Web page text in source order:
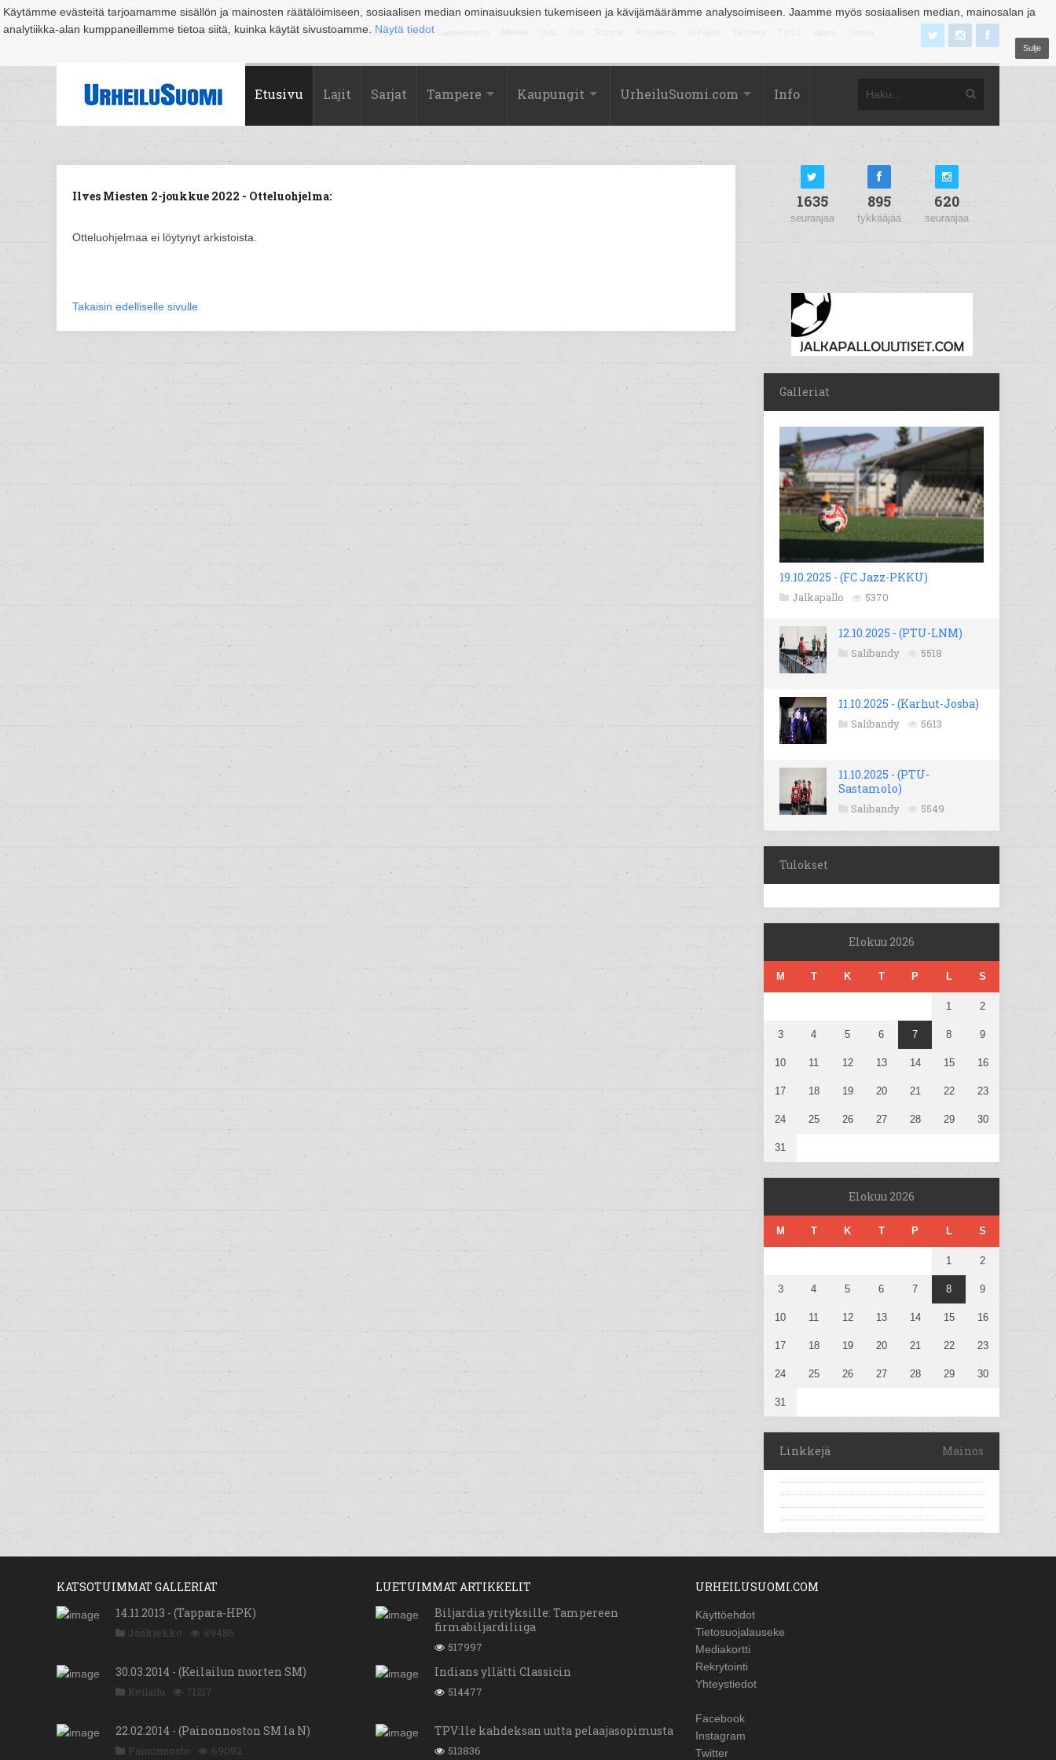
Käytämme evästeitä tarjoamamme sisällön ja mainosten räätälöimiseen, sosiaalisen median ominaisuuksien tukemiseen ja kävijämäärämme analysoimiseen. Jaamme myös sosiaalisen median, mainosalan ja
analytiikka-alan kumppaneillemme tietoa siitä, kuinka käytät sivustoamme. Näytä tiedot
Sulje
Suomi Espoo Helsinki Hämeenlinna Joensuu Jyväskylä Kouvola Kuopio Lahti
Etusivu Lajit Sarjat Tampere Kaupungit UrheiluSuomi.com Info
Ilves Miesten 2-joukkue 2022 - Otteluohjelma:
Otteluohjelmaa ei löytynyt arkistoista.
Takaisin edelliselle sivulle
1635
seuraajaa
895
tykkääjää
620
seuraajaa
Galleriat
19.10.2025 - (FC Jazz-PKKU)
Jalkapallo 5370
12.10.2025 - (PTU-LNM)
Salibandy 5518
11.10.2025 - (Karhut-Josba)
Salibandy 5613
11.10.2025 - (PTU-
Sastamolo)
Salibandy 5549
Tulokset
Elokuu 2026
M T K T P L S
1 2
3 4 5 6 7 8 9
10 11 12 13 14 15 16
17 18 19 20 21 22 23
24 25 26 27 28 29 30
31
Elokuu 2026
M T K T P L S
1 2
3 4 5 6 7 8 9
10 11 12 13 14 15 16
17 18 19 20 21 22 23
24 25 26 27 28 29 30
31
Linkkejä Mainos
KATSOTUIMMAT GALLERIAT
14.11.2013 - (Tappara-HPK)
Jääkiekko 89486
30.03.2014 - (Keilailun nuorten SM)
Keilailu 71217
22.02.2014 - (Painonnoston SM la N)
Painonnosto 69092
LUETUIMMAT ARTIKKELIT
Biljardia yrityksille: Tampereen
firmabiljardiliiga
517997
Indians yllätti Classicin
514477
TPV:lle kahdeksan uutta pelaajasopimusta
513836
URHEILUSUOMI.COM
Käyttöehdot
Tietosuojalauseke
Mediakortti
Rekrytointi
Yhteystiedot
Facebook
Instagram
Twitter